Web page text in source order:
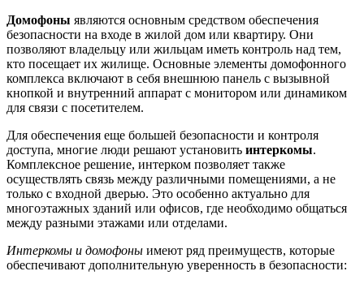
Домофоны являются основным средством обеспечения
безопасности на входе в жилой дом или квартиру. Они
позволяют владельцу или жильцам иметь контроль над тем,
кто посещает их жилище. Основные элементы домофонного
комплекса включают в себя внешнюю панель с вызывной
кнопкой и внутренний аппарат с монитором или динамиком
для связи с посетителем.
Для обеспечения еще большей безопасности и контроля
доступа, многие люди решают установить интеркомы.
Комплексное решение, интерком позволяет также
осуществлять связь между различными помещениями, а не
только с входной дверью. Это особенно актуально для
многоэтажных зданий или офисов, где необходимо общаться
между разными этажами или отделами.
Интеркомы и домофоны имеют ряд преимуществ, которые
обеспечивают дополнительную уверенность в безопасности: